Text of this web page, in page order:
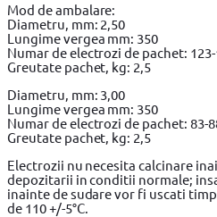
Mod de ambalare:
Diametru, mm: 2,50
Lungime vergea mm: 350
Numar de electrozi de pachet:
Greutate pachet, kg: 2,5
Diametru, mm: 3,00
Lungime vergea mm: 350
Numar de electrozi de pachet: 83-
Greutate pachet, kg: 2,5
Electrozii nu necesita calcinare
depozitarii in conditii normale;
inainte de sudare vor fi uscati
de 110 +/-5°С.